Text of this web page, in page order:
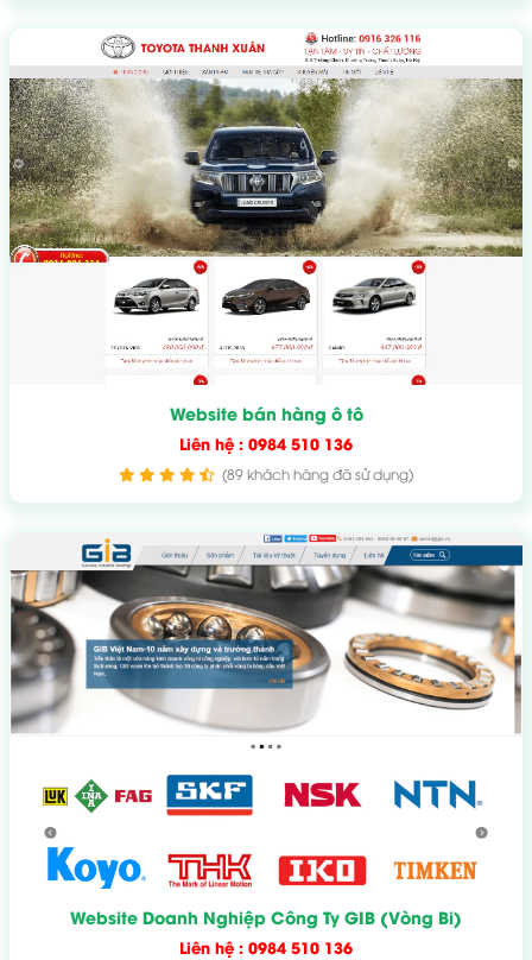
Website bán hàng ô tô
Liên hệ : 0984 510 136
(89 khách hàng đã sử dụng)
Website Doanh Nghiệp Công Ty GIB (Vòng Bi)
Liên hệ : 0984 510 136